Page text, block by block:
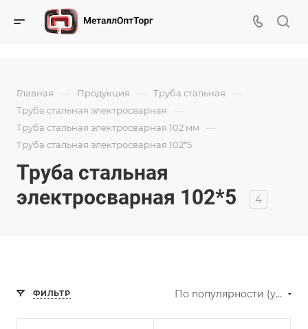
Главная — Продукция — Труба стальная —
Труба стальная электросварная —
Труба стальная электросварная 102 мм —
Труба стальная электросварная 102*5
Труба стальная
электросварная 102*5
4
ФИЛЬТР По популярности (убывание)